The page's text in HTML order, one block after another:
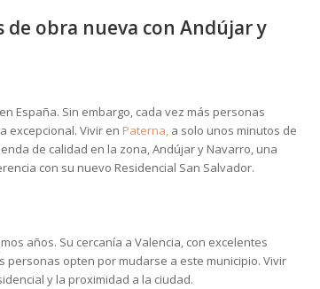
obra nueva con Andújar y
España. Sin embargo, cada vez más personas
excepcional. Vivir en Paterna, a solo unos minutos de
de calidad en la zona, Andújar y Navarro, una
con su nuevo Residencial San Salvador.
años. Su cercanía a Valencia, con excelentes
opten por mudarse a este municipio. Vivir
y la proximidad a la ciudad.